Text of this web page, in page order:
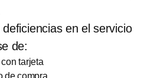
en el servicio
de:
tarjeta
de compra